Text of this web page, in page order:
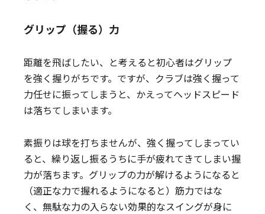
グリップ（握る）力
距離を飛ばしたい、と考えると初心者はグリップ
を強く握りがちです。ですが、クラブは強く握って
力任せに振ってしまうと、かえってヘッドスピード
は落ちてしまいます。
素振りは球を打ちませんが、強く握ってしまってい
ると、繰り返し振るうちに手が疲れてきてしまい握
力が落ちます。グリップの力が解けるようになると
（適正な力で握れるようになると）筋力ではな
く、無駄な力の入らない効果的なスイングが身に